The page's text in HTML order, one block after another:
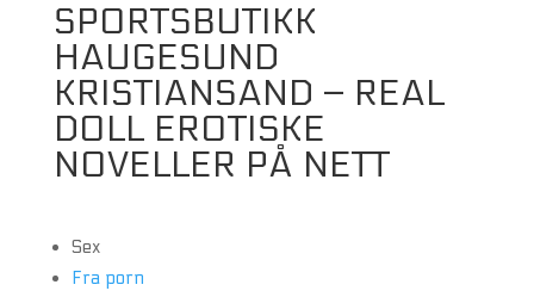
SPORTSBUTIKK
HAUGESUND
KRISTIANSAND – REAL
DOLL EROTISKE
NOVELLER PÅ NETT
Sex
Fra porn